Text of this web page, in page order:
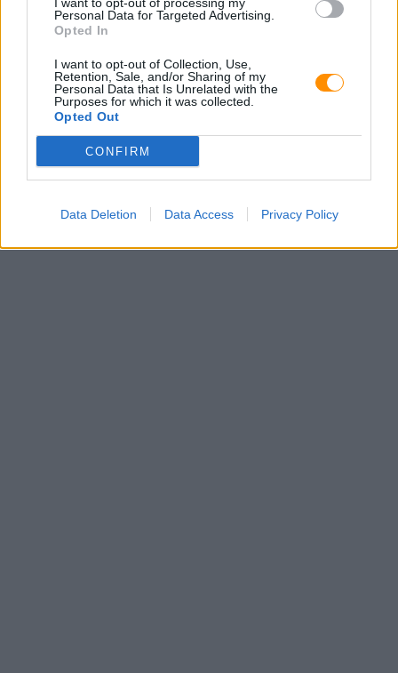
Personal Data for Targeted Advertising.
Opted In
I want to opt-out of Collection, Use,
Retention, Sale, and/or Sharing of my
Personal Data that Is Unrelated with the
Purposes for which it was collected.
Opted Out
CONFIRM
Data Deletion Data Access Privacy Policy
Tel.: